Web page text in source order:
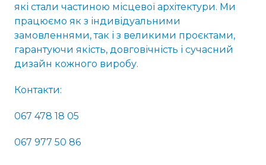
які стали частиною місцевої архітектури. Ми
працюємо як з індивідуальними
замовленнями, так і з великими проєктами,
гарантуючи якість, довговічність і сучасний
дизайн кожного виробу.
Контакти:
067 478 18 05
067 977 50 86